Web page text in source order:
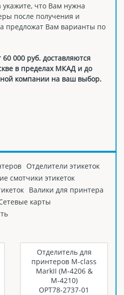
что Вам нужна
после получения и
предложат Вам варианты по
000 руб. доставляются
в пределах МКАД и до
компании на ваш выбор.
Отделители этикеток
смотчики этикеток
Валики для принтера
карты
Отделитель для
принтеров M-class
MarkII (M-4206 &
M-4210)
OPT78-2737-01